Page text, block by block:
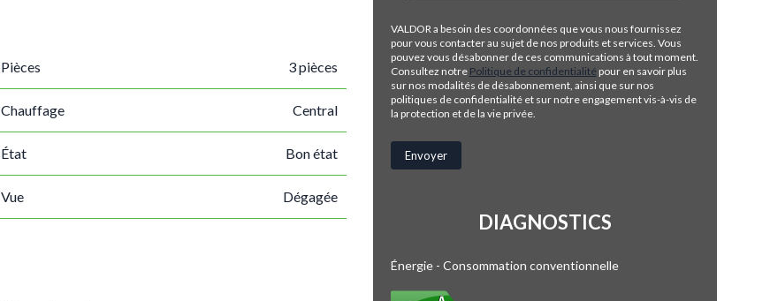
Pièces 3 pièces
Chauffage Central
État Bon état
Vue Dégagée
VALDOR a besoin des coordonnées que vous nous fournissez
pour vous contacter au sujet de nos produits et services. Vous
pouvez vous désabonner de ces communications à tout moment.
Consultez notre Politique de confidentialité pour en savoir plus
sur nos modalités de désabonnement, ainsi que sur nos
politiques de confidentialité et sur notre engagement vis-à-vis de
la protection et de la vie privée.
DIAGNOSTICS
Énergie - Consommation conventionnelle